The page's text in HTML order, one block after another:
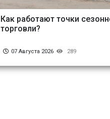
Как работают точки
торговли?
07 Августа 2026 289